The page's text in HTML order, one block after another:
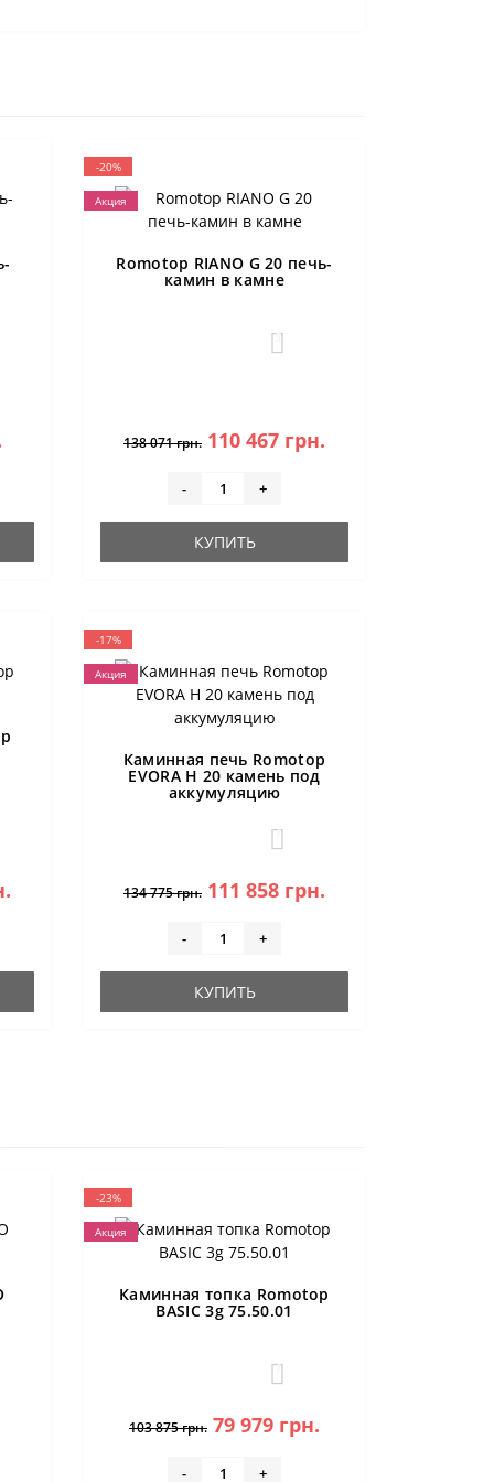
-20%
Акция
Romotop RIANO G 20 печь-
камин в камне
3
138 071 грн. 110 467 грн.
- +
КУПИТЬ
-17%
Акция
Каминная печь Romotop
EVORA H 20 камень под
аккумуляцию
1
134 775 грн. 111 858 грн.
- +
КУПИТЬ
-23%
Акция
Каминная топка Romotop
BASIC 3g 75.50.01
1
103 875 грн. 79 979 грн.
- +